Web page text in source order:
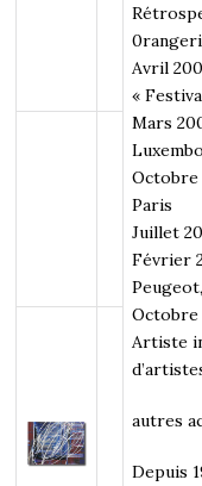
Avril
«
Mars
Octobre
Paris
Juillet
Février
Octobre
Artiste
autres
Depuis